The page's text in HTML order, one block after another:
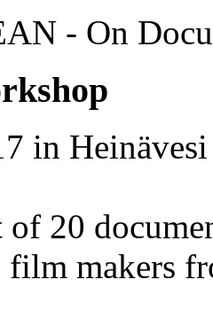
- On
in Heinävesi
of 20
makers